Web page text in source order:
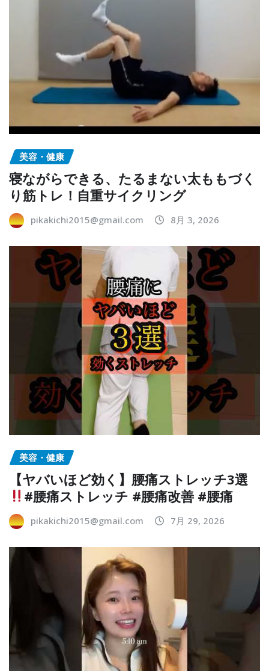
美容・健康
寝ながらできる、たるまない太ももづく
り筋トレ！自重サイクリング
pikakichi2015@gmail.com 8月 3, 2026
美容・健康
【ヤバいほど効く】腰痛ストレッチ3選
#腰痛ストレッチ #腰痛改善 #腰痛
pikakichi2015@gmail.com 7月 29, 2026